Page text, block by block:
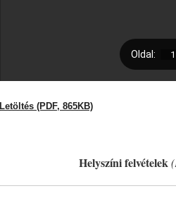
Letöltés (PDF, 865KB)
Helyszíni felvételek